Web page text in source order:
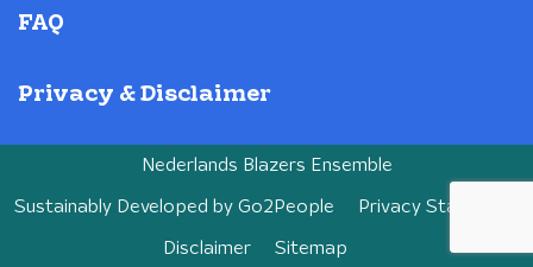
FAQ
Privacy & Disclaimer
Nederlands Blazers Ensemble
Sustainably Developed by Go2People Privacy Statement
Disclaimer Sitemap